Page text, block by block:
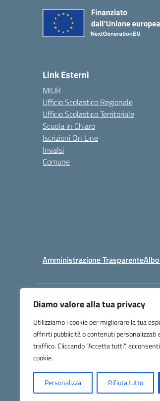
Diamo valore alla tua privacy
Utilizziamo i cookie per migliorare la tua
offrirti pubblicità o contenuti personalizzati
traffico. Cliccando “Accetta tutti”,
cookie.
Personalizza Rifiuta tutto
Link Esterni
MIUR
Ufficio Scolastico Regionale
Ufficio Scolastico Territoriale
Scuola in Chiaro
Iscrizioni On Line
Invalsi
Comune
Amministrazione Trasparente